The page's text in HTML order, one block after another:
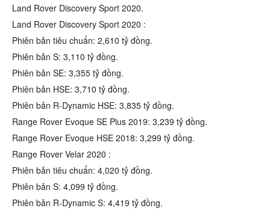
Land Rover Discovery Sport 2020.
Land Rover Discovery Sport 2020 :
Phiên bản tiêu chuẩn: 2,610 tỷ đồng.
Phiên bản S: 3,110 tỷ đồng.
Phiên bản SE: 3,355 tỷ đồng.
Phiên bản HSE: 3,710 tỷ đồng.
Phiên bản R-Dynamic HSE: 3,835 tỷ đồng.
Range Rover Evoque SE Plus 2019: 3,239 tỷ đồng.
Range Rover Evoque HSE 2018: 3,299 tỷ đồng.
Range Rover Velar 2020 :
Phiên bản tiêu chuẩn: 4,020 tỷ đồng.
Phiên bản S: 4,099 tỷ đồng.
Phiên bản R-Dynamic S: 4,419 tỷ đồng.